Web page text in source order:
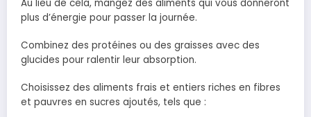
Au lieu de cela, mangez des aliments qui vous donneront
plus d’énergie pour passer la journée.
Combinez des protéines ou des graisses avec des
glucides pour ralentir leur absorption.
Choisissez des aliments frais et entiers riches en fibres
et pauvres en sucres ajoutés, tels que :